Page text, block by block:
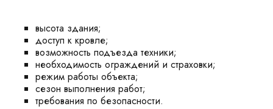
высота здания;
доступ к кровле;
возможность подъезда техники;
необходимость ограждений и страховки;
режим работы объекта;
сезон выполнения работ;
требования по безопасности.